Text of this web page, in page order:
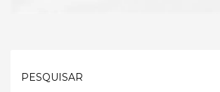
PESQUISAR